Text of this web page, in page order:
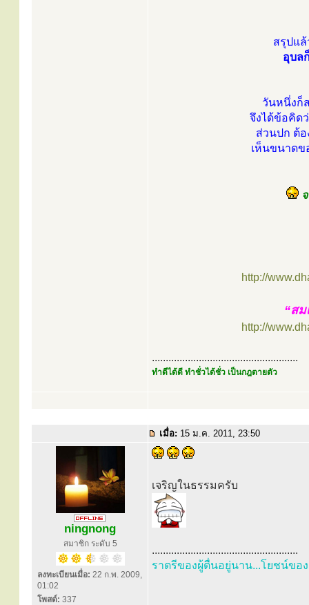
สรุปแ
อุบล
วันหนึ่งก็
จึงได้ข้อคิด
ส่วนปก ต้อ
เห็นขนาดข
http://
“สม
http://
.....................................................
ทำดีได้ดี ทำชั่วได้ชั่ว เป็นกฎตายตัว
เมื่อ: 15 ม.ค. 2011, 23:50
ningnong
สมาชิก ระดับ 5
ลงทะเบียนเมื่อ: 22 ก.พ. 2009,
01:02
โพสต์: 337
เจริญในธรรมครับ
.....................................................
ราตรีของผู้ตื่นอยู่นาน...โยชน์ขอ